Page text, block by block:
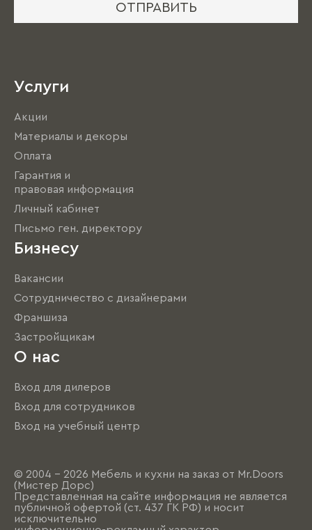
ОТПРАВИТЬ
Услуги
Акции
Материалы и декоры
Оплата
Гарантия и
правовая информация
Личный кабинет
Письмо ген. директору
Бизнесу
Вакансии
Сотрудничество с дизайнерами
Франшиза
Застройщикам
О нас
Вход для дилеров
Вход для сотрудников
Вход на учебный центр
© 2004 - 2026 Мебель и кухни на заказ от Mr.Doors
(Мистер Дорс)
Представленная на сайте информация не является
публичной офертой (ст. 437 ГК РФ) и носит
исключительно